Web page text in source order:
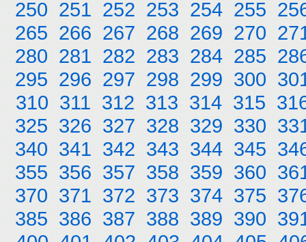
250 251 252 253 254 255
265 266 267 268 269 270
280 281 282 283 284 285
295 296 297 298 299 300
310 311 312 313 314 315
325 326 327 328 329 330
340 341 342 343 344 345
355 356 357 358 359 360
370 371 372 373 374 375
385 386 387 388 389 390